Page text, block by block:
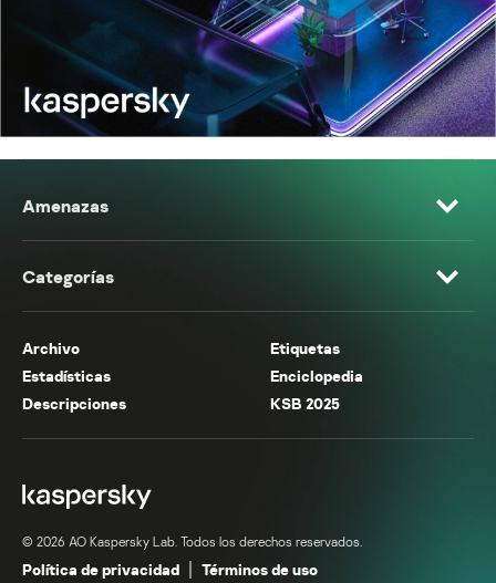
Amenazas
Categorías
Archivo
Etiquetas
Estadísticas
Enciclopedia
Descripciones
KSB 2025
© 2026 AO Kaspersky Lab. Todos los derechos reservados.
Política de privacidad Términos de uso